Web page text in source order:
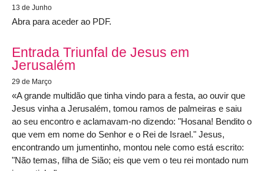
13 de Junho
Abra para aceder ao PDF.
Entrada Triunfal de Jesus em
Jerusalém
29 de Março
«A grande multidão que tinha vindo para a festa, ao ouvir que
Jesus vinha a Jerusalém, tomou ramos de palmeiras e saiu
ao seu encontro e aclamavam-no dizendo: "Hosana! Bendito o
que vem em nome do Senhor e o Rei de Israel." Jesus,
encontrando um jumentinho, montou nele como está escrito:
"Não temas, filha de Sião; eis que vem o teu rei montado num